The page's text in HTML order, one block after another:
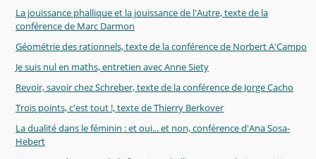
La jouissance phallique et la jouissance de l'Autre, texte de la
conférence de Marc Darmon
Géométrie des rationnels, texte de la conférence de Norbert A'Campo
Je suis nul en maths, entretien avec Anne Siety
Revoir, savoir chez Schreber, texte de la conférence de Jorge Cacho
Trois points, c'est tout !, texte de Thierry Berkover
La dualité dans le féminin : et oui... et non, conférence d'Ana Sosa-
Hebert